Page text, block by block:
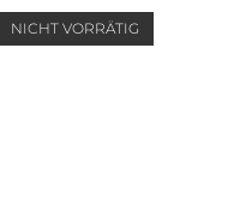
NICHT VORRÄTIG